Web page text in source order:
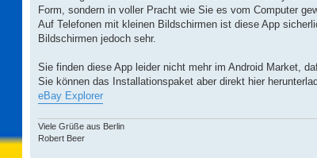
a
Form, sondern in voller Pracht wie Sie es vom Computer
Auf Telefonen mit kleinen Bildschirmen ist diese App
Bildschirmen jedoch sehr.
Sie finden diese App leider nicht mehr im Android Market,
Sie können das Installationspaket aber direkt hier
eBay Explorer
Viele Grüße aus Berlin
Robert Beer